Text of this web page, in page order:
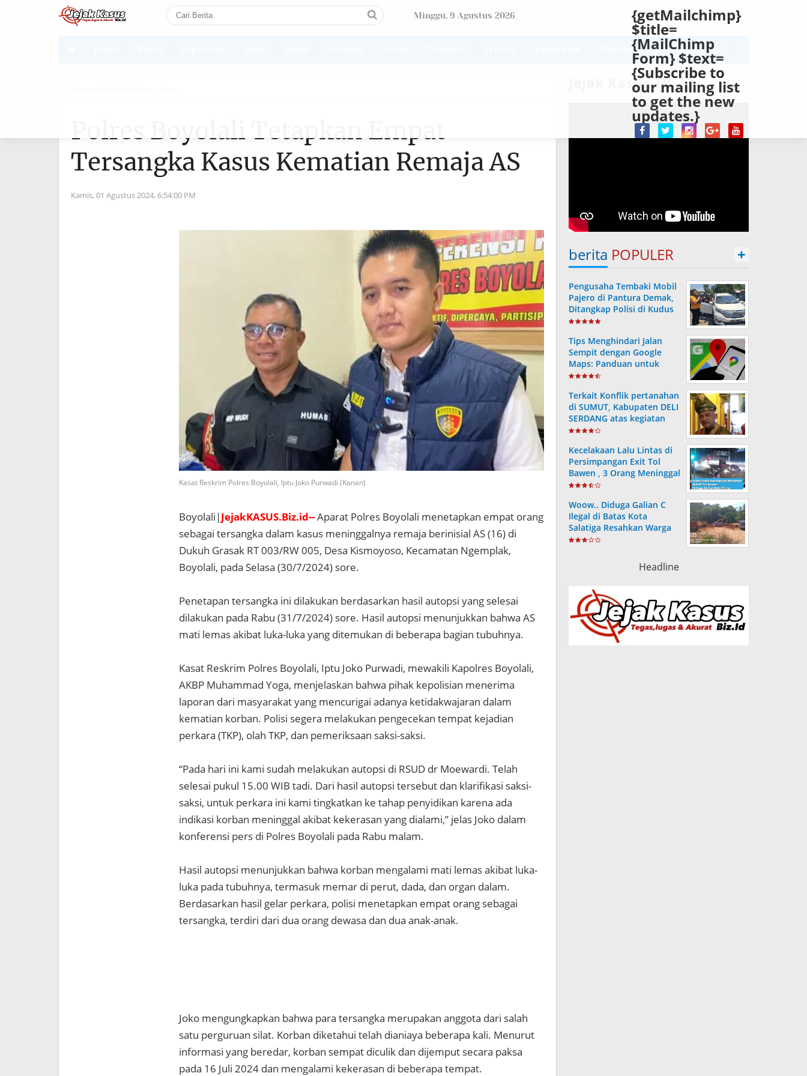
Minggu, 9 Agustus 2026 {getMailchimp}
$title=
{MailChimp
Form} $text=
{Subscribe to
our mailing list
to get the new
updates.}
Populer Beli Tribunnexs
Polres Boyolali Tetapkan Empat
Tersangka Kasus Kematian Remaja AS
Kamis, 01 Agustus 2024, 6:54:00 PM
Kasat Reskrim Polres Boyolali, Iptu Joko Purwadi (Kanan)
Boyolali|JejakKASUS.Biz.id--Aparat Polres Boyolali menetapkan empat orang
sebagai tersangka dalam kasus meninggalnya remaja berinisial AS (16) di
Dukuh Grasak RT 003/RW 005, Desa Kismoyoso, Kecamatan Ngemplak,
Boyolali, pada Selasa (30/7/2024) sore.
Penetapan tersangka ini dilakukan berdasarkan hasil autopsi yang selesai
dilakukan pada Rabu (31/7/2024) sore. Hasil autopsi menunjukkan bahwa AS
mati lemas akibat luka-luka yang ditemukan di beberapa bagian tubuhnya.
Kasat Reskrim Polres Boyolali, Iptu Joko Purwadi, mewakili Kapolres Boyolali,
AKBP Muhammad Yoga, menjelaskan bahwa pihak kepolisian menerima
laporan dari masyarakat yang mencurigai adanya ketidakwajaran dalam
kematian korban. Polisi segera melakukan pengecekan tempat kejadian
perkara (TKP), olah TKP, dan pemeriksaan saksi-saksi.
“Pada hari ini kami sudah melakukan autopsi di RSUD dr Moewardi. Telah
selesai pukul 15.00 WIB tadi. Dari hasil autopsi tersebut dan klarifikasi saksi-
saksi, untuk perkara ini kami tingkatkan ke tahap penyidikan karena ada
indikasi korban meninggal akibat kekerasan yang dialami,” jelas Joko dalam
konferensi pers di Polres Boyolali pada Rabu malam.
Hasil autopsi menunjukkan bahwa korban mengalami mati lemas akibat luka-
luka pada tubuhnya, termasuk memar di perut, dada, dan organ dalam.
Berdasarkan hasil gelar perkara, polisi menetapkan empat orang sebagai
tersangka, terdiri dari dua orang dewasa dan dua anak-anak.
Joko mengungkapkan bahwa para tersangka merupakan anggota dari salah
satu perguruan silat. Korban diketahui telah dianiaya beberapa kali. Menurut
informasi yang beredar, korban sempat diculik dan dijemput secara paksa
pada 16 Juli 2024 dan mengalami kekerasan di beberapa tempat.
Jejak Kasus TV
berita POPULER +
Pengusaha Tembaki Mobil
Pajero di Pantura Demak,
Ditangkap Polisi di Kudus
Tips Menghindari Jalan
Sempit dengan Google
Maps: Panduan untuk
Perjalanan yang Lancar
Terkait Konflik pertanahan
di SUMUT, Kabupaten DELI
SERDANG atas kegiatan
proyek Deli Megapolitan
NDP)
Kecelakaan Lalu Lintas di
Persimpangan Exit Tol
Bawen , 3 Orang Meninggal
dan 9 Lainnya Alami Luka
Woow.. Diduga Galian C
Ilegal di Batas Kota
Salatiga Resahkan Warga
dan Pemakai Jalan
Headline